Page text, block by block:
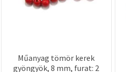
Műanyag tömör kerek
gyöngyök, 8 mm, furat: 2